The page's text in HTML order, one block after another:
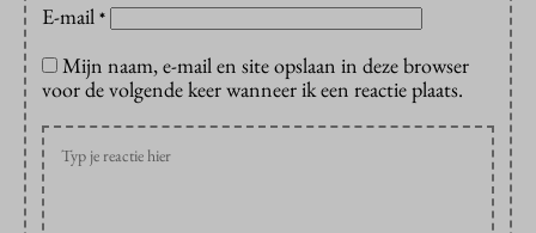
E-mail *
Mijn naam, e-mail en site opslaan in deze browser
voor de volgende keer wanneer ik een reactie plaats.